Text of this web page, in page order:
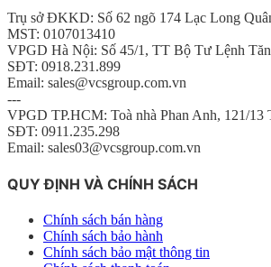
Trụ sở ĐKKD: Số 62 ngõ 174 Lạc Long
MST: 0107013410
VPGD Hà Nội: Số 45/1, TT Bộ Tư Lệnh
SĐT: 0918.231.899
Email: sales@vcsgroup.com.vn
---
VPGD TP.HCM: Toà nhà Phan Anh, 121/
SĐT: 0911.235.298
Email: sales03@vcsgroup.com.vn
QUY ĐỊNH VÀ CHÍNH SÁCH
Chính sách bán hàng
Chính sách bảo hành
Chính sách bảo mật thông tin